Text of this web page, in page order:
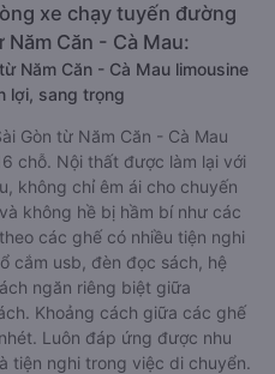
xe chạy tuyến đường
Năm Căn - Cà Mau:
Năm Căn - Cà Mau limousine
lợi, sang trọng
Gòn từ Năm Căn - Cà Mau
chỗ. Nội thất được làm lại với
không chỉ êm ái cho chuyến
không hề bị hầm bí như các
các ghế có nhiều tiện nghi
cắm usb, đèn đọc sách, hệ
ngăn riêng biệt giữa
Khoảng cách giữa các ghế
Luôn đáp ứng được nhu
tiện nghi trong việc di chuyển.